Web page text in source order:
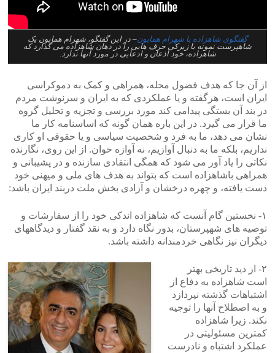
گفتگوی شاهزاده با شهرام همایون– در این گفتگو، شهرام همایون یک
شاهپرست نمونه با زیرکی حرف هایی را در دهان شاهزاده می گذارد که
شاهزاده، خود اذعان و ادعایی در مورد آنها ندارد.
از آن جا که هدف فضول محله، همراهی و کمک به دموکراسی
ایران است، هرگفته و یا عملکردی که به ایران و سرنوشت مردم
در بند آن بستگی پیدامی کند مورد بررسی و تجزیه و تحلیل گروه
ما قرار می گیرد. در این باره همان گونه که اساسنامه کار ما
نشان می دهد، ما به فرد و شخصیت سیاسی و یا حقوقی او کاری
نداریم، بلکه ما به دنبال آوازیم، نه آوازه خوان. از این روی، نگارنده
نکاتی را یاد آور می شود که همگی انتقادی سازنده و در پشیبانی و
همراهی باشاهزاده است که بتواند به هدف های ملی و میهنی خود
دست یافته، و چهره درخشان و آزادی بخش ملت دربند ایران باشد:
۱- نخستین گام آنست که شاهزاده اندکی خود را از سفارشات و
توصیه های شهپرستان، بدور نگاه دارد و به نقد گفتار و دیدگاههای
دیگران نیز نگاهی خردمندانه داشته باشد.
۲- از دید تاریخی بهتر
است شاهزاده به دفاع از
اشتباهات گذشته نپردازد
و به اصطلاح آنها را توجیه
نکند. زیرا شاهزاده
کمترین مسئولیتی در
عملکرد اشتباه و نادرست